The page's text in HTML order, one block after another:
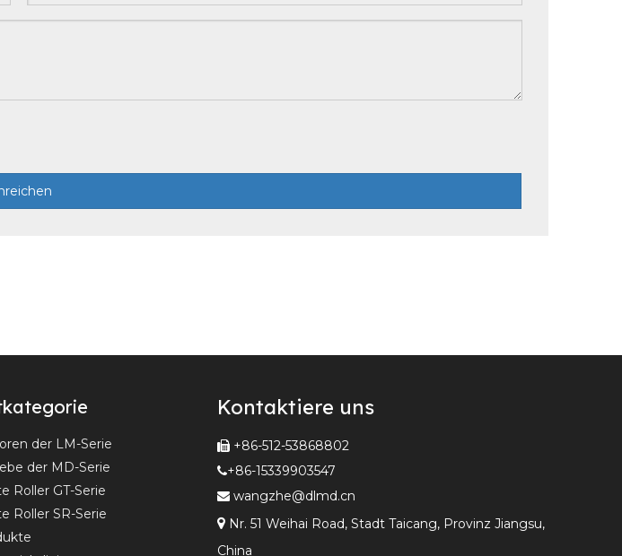
der LM-Serie
der MD-Serie
Roller GT-Serie
Roller SR-Serie
Kontaktiere uns
+86-512-53868802
+86-15339903547
 wangzhe@dlmd.cn
Nr. 51 Weihai Road, Stadt Taicang, Provinz Jiangsu,
China